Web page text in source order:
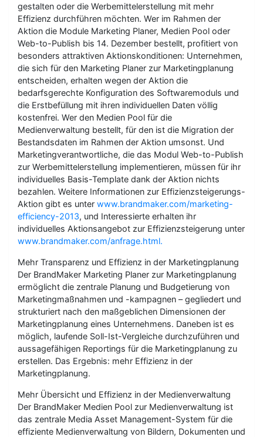
gestalten oder die Werbemittelerstellung mit mehr
Effizienz durchführen möchten. Wer im Rahmen der
Aktion die Module Marketing Planer, Medien Pool oder
Web-to-Publish bis 14. Dezember bestellt, profitiert von
besonders attraktiven Aktionskonditionen: Unternehmen,
die sich für den Marketing Planer zur Marketingplanung
entscheiden, erhalten wegen der Aktion die
bedarfsgerechte Konfiguration des Softwaremoduls und
die Erstbefüllung mit ihren individuellen Daten völlig
kostenfrei. Wer den Medien Pool für die
Medienverwaltung bestellt, für den ist die Migration der
Bestandsdaten im Rahmen der Aktion umsonst. Und
Marketingverantwortliche, die das Modul Web-to-Publish
zur Werbemittelerstellung implementieren, müssen für ihr
individuelles Basis-Template dank der Aktion nichts
bezahlen. Weitere Informationen zur Effizienzsteigerungs-
Aktion gibt es unter www.brandmaker.com/marketing-
efficiency-2013, und Interessierte erhalten ihr
individuelles Aktionsangebot zur Effizienzsteigerung unter
www.brandmaker.com/anfrage.html.
Mehr Transparenz und Effizienz in der Marketingplanung
Der BrandMaker Marketing Planer zur Marketingplanung
ermöglicht die zentrale Planung und Budgetierung von
Marketingmaßnahmen und -kampagnen – gegliedert und
strukturiert nach den maßgeblichen Dimensionen der
Marketingplanung eines Unternehmens. Daneben ist es
möglich, laufende Soll-Ist-Vergleiche durchzuführen und
aussagefähigen Reportings für die Marketingplanung zu
erstellen. Das Ergebnis: mehr Effizienz in der
Marketingplanung.
Mehr Übersicht und Effizienz in der Medienverwaltung
Der BrandMaker Medien Pool zur Medienverwaltung ist
das zentrale Media Asset Management-System für die
effiziente Medienverwaltung von Bildern, Dokumenten und